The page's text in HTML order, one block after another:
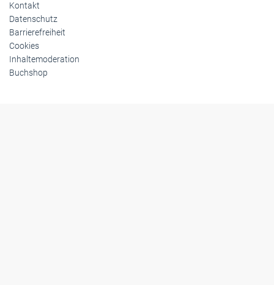
Kontakt
Datenschutz
Barrierefreiheit
Cookies
Inhaltemoderation
Buchshop